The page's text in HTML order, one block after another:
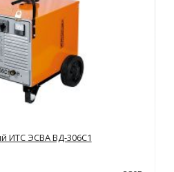
ИТС ЭСВА ВД-306С1